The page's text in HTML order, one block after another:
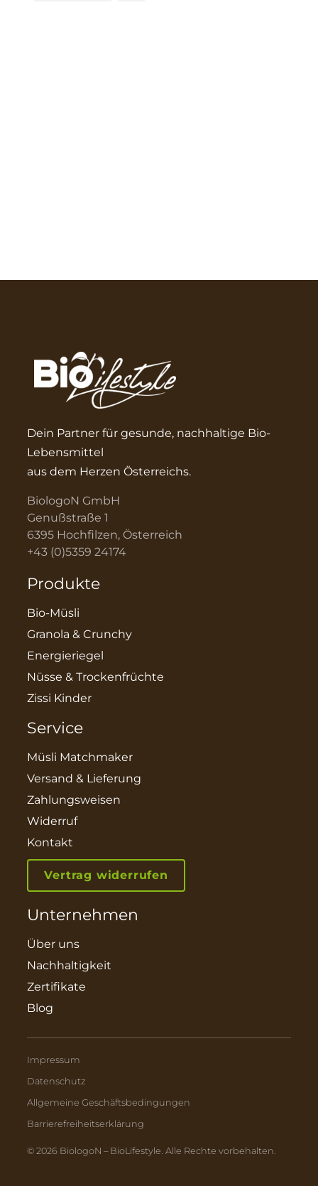
Dein Partner für gesunde, nachhaltige Bio-
Lebensmittel
aus dem Herzen Österreichs.
BiologoN GmbH
Genußstraße 1
6395 Hochfilzen, Österreich
+43 (0)5359 24174
Produkte
Bio-Müsli
Granola & Crunchy
Energieriegel
Nüsse & Trockenfrüchte
Zissi Kinder
Service
Müsli Matchmaker
Versand & Lieferung
Zahlungsweisen
Widerruf
Kontakt
Vertrag widerrufen
Unternehmen
Über uns
Nachhaltigkeit
Zertifikate
Blog
Impressum
Datenschutz
Allgemeine Geschäftsbedingungen
Barrierefreiheitserklärung
© 2026 BiologoN – BioLifestyle. Alle Rechte vorbehalten.